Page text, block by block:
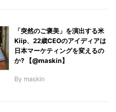
「突然のご褒美」を演出する米
Kiip、22歳CEOのアイディアは
日本マーケティングを変えるの
か? 【@maskin】
By maskin